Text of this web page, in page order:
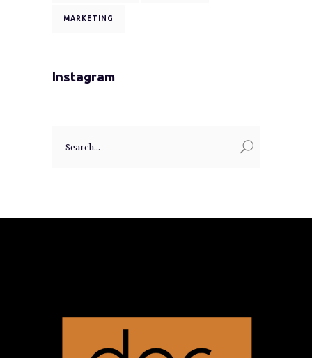
MARKETING
Instagram
for: